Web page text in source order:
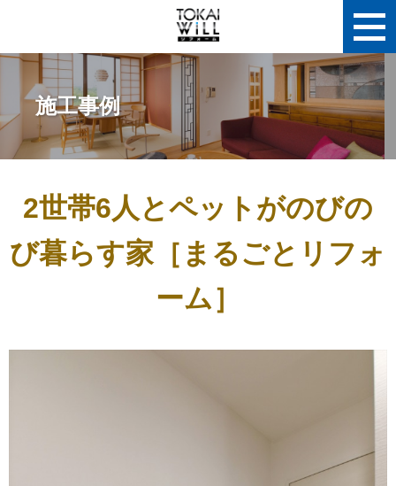
施工事例
2世帯6人とペットがのびの
び暮らす家［まるごとリフォ
ーム］